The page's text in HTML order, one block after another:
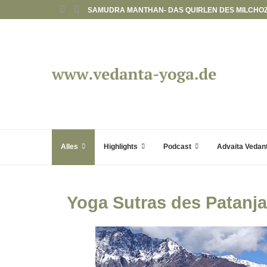
SAMUDRA MANTHAN- DAS QUIRLEN DES
Alles Highlights Podcast Advaita
Yoga Sutras des